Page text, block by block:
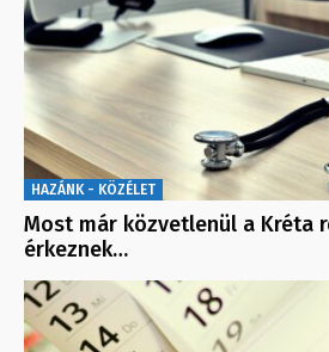
HAZÁNK - KÖZÉLET
Most már közvetlenül a Kréta
érkeznek…